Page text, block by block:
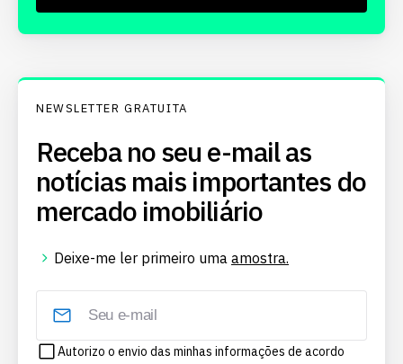
NEWSLETTER GRATUITA
Receba no seu e-mail as
notícias mais importantes do
mercado imobiliário
Deixe-me ler primeiro uma amostra.
Autorizo o envio das minhas informações de acordo